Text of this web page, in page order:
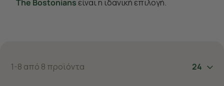
The Bostonians είναι η ιδανική επιλογή.
1-8 από 8 προϊόντα 24